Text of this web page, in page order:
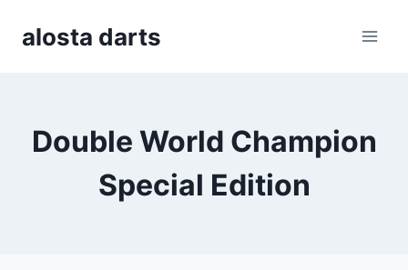
alosta darts
Double World Champion
Special Edition